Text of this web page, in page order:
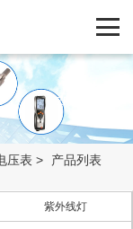
ZF116.COM
压表 > 产品列表
紫外线灯